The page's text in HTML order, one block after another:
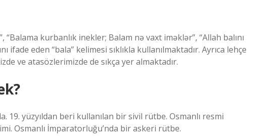
kurbanlık inekler; Balam nə vaxt iməklər”, “Allah balını
ifade eden “bala” kelimesi sıklıkla kullanılmaktadır. Ayrıca lehçe
ve atasözlerimizde de sıkça yer almaktadır.
19. yüzyıldan beri kullanılan bir sivil rütbe. Osmanlı resmi
Osmanlı İmparatorluğu’nda bir askeri rütbe.